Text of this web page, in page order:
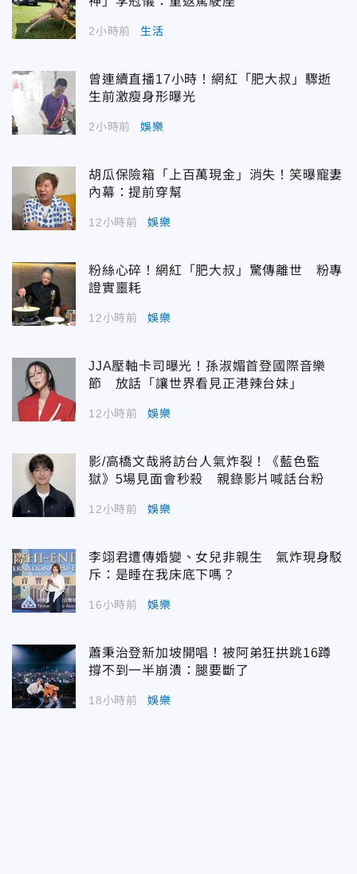
2小時前 生活
曾連續直播17小時！網紅「肥大叔」驟逝
生前激瘦身形曝光
2小時前 娛樂
胡瓜保險箱「上百萬現金」消失！笑曝寵妻
內幕：提前穿幫
12小時前 娛樂
粉絲心碎！網紅「肥大叔」驚傳離世 粉專
證實噩耗
12小時前 娛樂
JJA壓軸卡司曝光！孫淑媚首登國際音樂
節 放話「讓世界看見正港辣台妹」
12小時前 娛樂
影/高橋文哉將訪台人氣炸裂！《藍色監
獄》5場見面會秒殺 親錄影片喊話台粉
12小時前 娛樂
李翊君遭傳婚變、女兒非親生 氣炸現身駁
斥：是睡在我床底下嗎？
16小時前 娛樂
蕭秉治登新加坡開唱！被阿弟狂拱跳16蹲
撐不到一半崩潰：腿要斷了
18小時前 娛樂